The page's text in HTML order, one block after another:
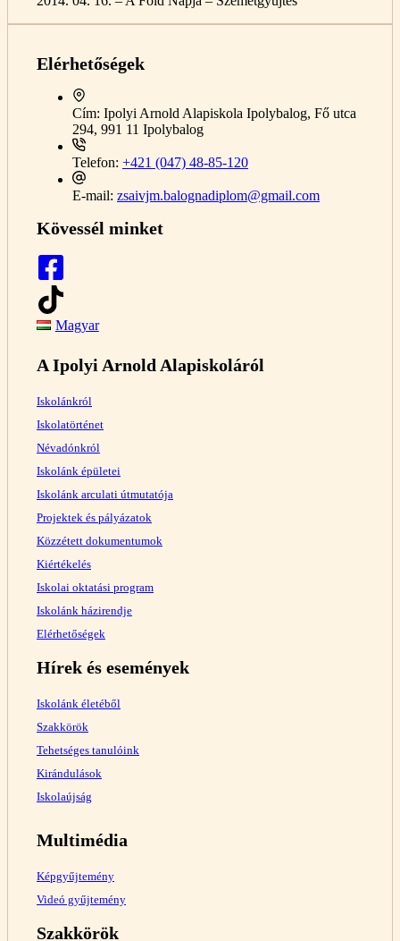
Elérhetőségek
Cím: Ipolyi Arnold Alapiskola Ipolybalog, Fő utca
294, 991 11 Ipolybalog
Telefon: +421 (047) 48-85-120
E-mail: zsaivjm.balognadiplom@gmail.com
Kövessél minket
Magyar
A Ipolyi Arnold Alapiskoláról
Iskolánkról
Iskolatörténet
Névadónkról
Iskolánk épületei
Iskolánk arculati útmutatója
Projektek és pályázatok
Közzétett dokumentumok
Kiértékelés
Iskolai oktatási program
Iskolánk házirendje
Elérhetőségek
Hírek és események
Iskolánk életéből
Szakkörök
Tehetséges tanulóink
Kirándulások
Iskolaújság
Multimédia
Képgyűjtemény
Videó gyűjtemény
Szakkörök